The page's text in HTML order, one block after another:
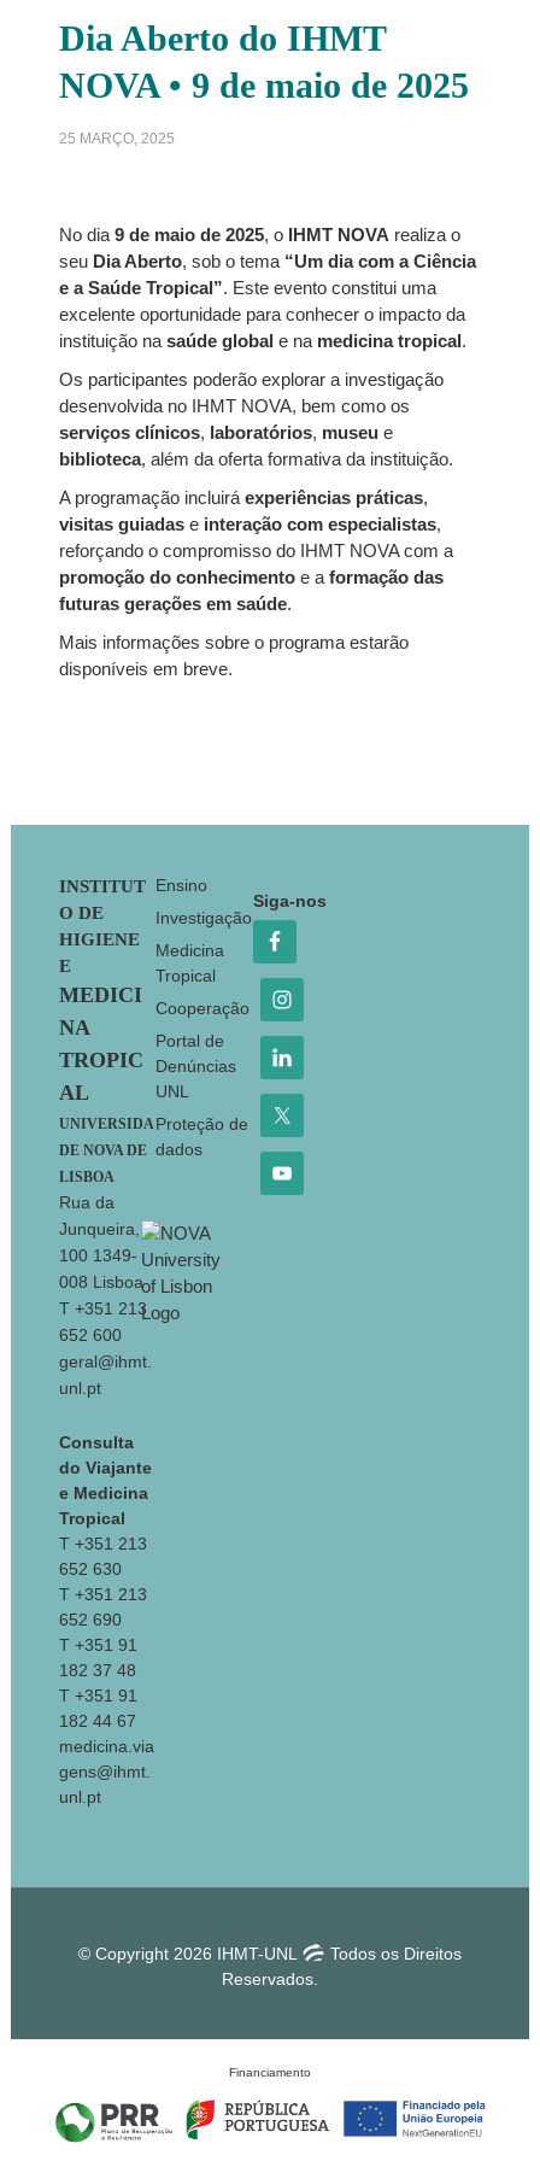
Dia Aberto do IHMT
NOVA • 9 de maio de 2025
25 MARÇO, 2025
No dia 9 de maio de 2025, o IHMT NOVA realiza o
seu Dia Aberto, sob o tema “Um dia com a Ciência
e a Saúde Tropical”. Este evento constitui uma
excelente oportunidade para conhecer o impacto da
instituição na saúde global e na medicina tropical.
Os participantes poderão explorar a investigação
desenvolvida no IHMT NOVA, bem como os
serviços clínicos, laboratórios, museue
biblioteca, além da oferta formativa da instituição.
A programação incluirá experiências práticas,
visitas guiadase interação com especialistas,
reforçando o compromisso do IHMT NOVA com a
promoção do conhecimentoe a formação das
futuras gerações em saúde.
Mais informações sobre o programa estarão
disponíveis em breve.
Footer
INSTITUT
O DE
HIGIENE
E
MEDICI
NA
TROPIC
AL
UNIVERSIDA
DE NOVA DE
LISBOA
Rua da
Junqueira,
100 1349-
008 Lisboa
T +351 213
652 600
geral@ihmt.
unl.pt
Consulta
do Viajante
e Medicina
Tropical
T +351 213
652 630
T +351 213
652 690
T +351 91
182 37 48
T +351 91
182 44 67
medicina.via
gens@ihmt.
unl.pt
Ensino
Investigação
Medicina
Tropical
Cooperação
Portal de
Denúncias
UNL
Proteção de
dados
Siga-nos
© Copyright 2026 IHMT-UNL
Todos os Direitos
Reservados.
Financiamento